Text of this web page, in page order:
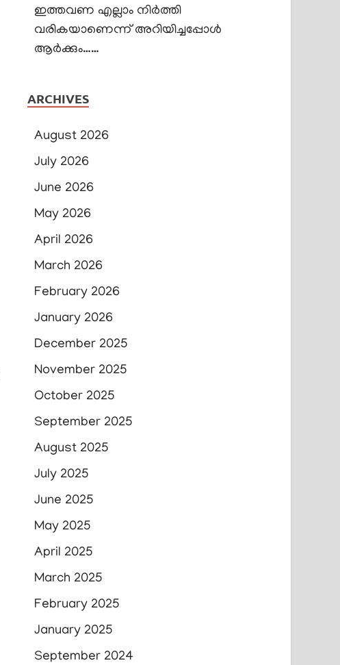
ഇത്തവണ എല്ലാം നിർത്തി
വരികയാണെന്ന് അറിയിച്ചപ്പോൾ
ആർക്കും……
ARCHIVES
August 2026
July 2026
June 2026
May 2026
April 2026
March 2026
February 2026
January 2026
December 2025
November 2025
October 2025
September 2025
August 2025
July 2025
June 2025
May 2025
April 2025
March 2025
February 2025
January 2025
September 2024